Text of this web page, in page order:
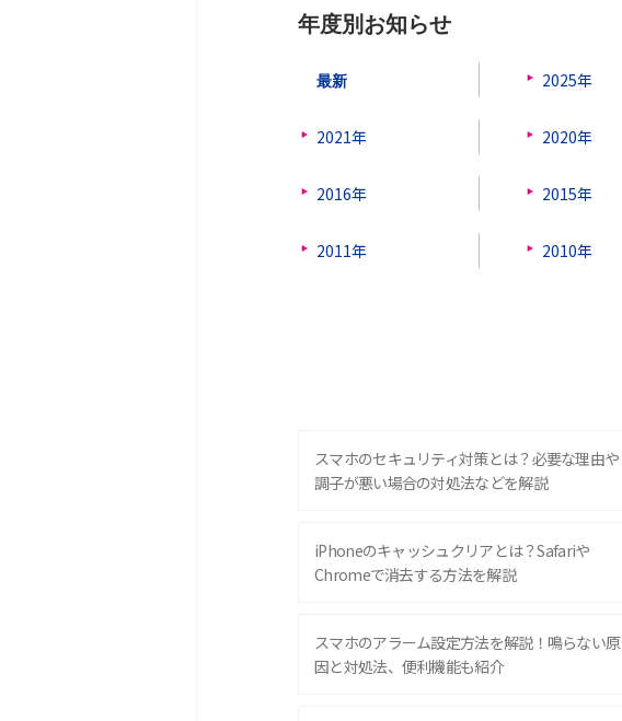
年度別お知らせ
最新 2025年
2021年 2020年
2016年 2015年
2011年 2010年
スマホのセキュリティ対策とは？必要な理由や
調子が悪い場合の対処法などを解説
iPhoneのキャッシュクリアとは？Safariや
Chromeで消去する方法を解説
スマホのアラーム設定方法を解説！鳴らない原
因と対処法、便利機能も紹介